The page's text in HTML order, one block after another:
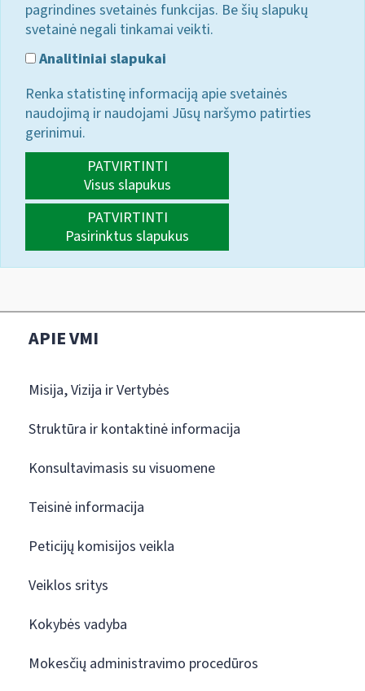
pagrindines svetainės funkcijas. Be šių slapukų
svetainė negali tinkamai veikti.
Analitiniai slapukai
Renka statistinę informaciją apie svetainės
naudojimą ir naudojami Jūsų naršymo patirties
gerinimui.
PATVIRTINTI
Visus slapukus
PATVIRTINTI
Pasirinktus slapukus
APIE VMI
Misija, Vizija ir Vertybės
Struktūra ir kontaktinė informacija
Konsultavimasis su visuomene
Teisinė informacija
Peticijų komisijos veikla
Veiklos sritys
Kokybės vadyba
Mokesčių administravimo procedūros